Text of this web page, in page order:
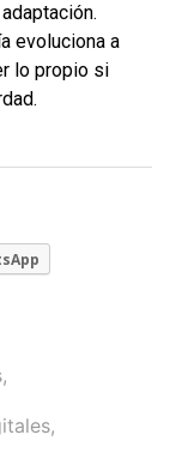
evoluciona a
lo propio si
,
,